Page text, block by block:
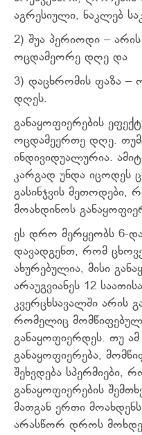
აგრესიული, ნაკლებ
2) შუა პერიოდი –
ოცდამეორე დღე და
3) დაცხრომის ფაზა –
დღეს.
განაყოფიერების
ოცდამეერთე დღე.
ინდივიდუალურია.
კარგად უნდა იცოდეს
გასინჯვის
მოახდინოს
ეს დრო მერყეობს 6-
დავადგენთ, რომ
ახურებულია, მისი
არაუგვიანეს 12
კვერცხსავალში არის
რომელიც
განაყოფიერდეს. თუ
განაყოფიერება,
შეხვდება სპერმიები,
განაყოფიერების
მათგან ერთი
არასწორ დროს